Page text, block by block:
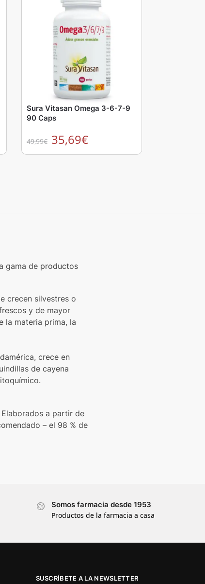
Sura Vitasan Omega 3-6-7-9
90 Caps
49,99€ 35,69€
gama de productos
crecen silvestres o
y de mayor
la materia prima, la
crece en
de cayena
a partir de
– el 98 % de
Somos farmacia desde 1953
Productos de la farmacia a casa
SUSCRÍBETE A LA NEWSLETTER